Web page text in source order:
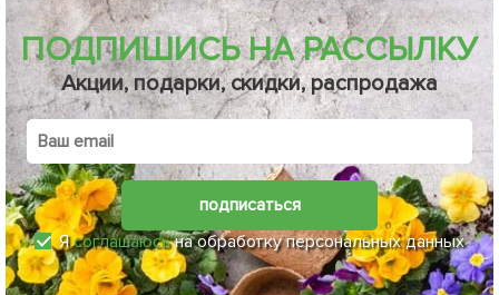
ПОДПИШИСЬ НА РАССЫЛКУ
Акции, подарки, скидки, распродажа
подписаться
Ясоглашаюсьна обработку персональных данных